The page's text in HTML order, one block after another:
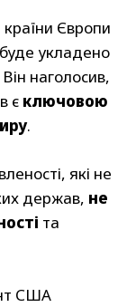
Європи
укладено
Він наголосив,
є ключовою
.
які не
держав, не
та
США